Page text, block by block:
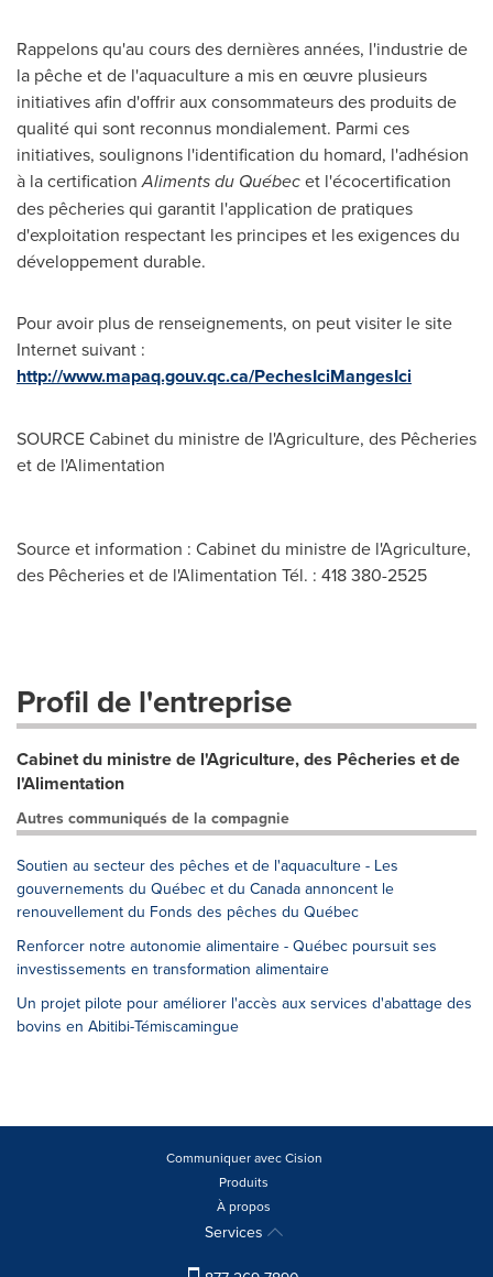
Rappelons qu'au cours des dernières années, l'industrie de
la pêche et de l'aquaculture a mis en œuvre plusieurs
initiatives afin d'offrir aux consommateurs des produits de
qualité qui sont reconnus mondialement. Parmi ces
initiatives, soulignons l'identification du homard, l'adhésion
à la certificationAliments du Québecet l'écocertification
des pêcheries qui garantit l'application de pratiques
d'exploitation respectant les principes et les exigences du
développement durable.
Pour avoir plus de renseignements, on peut visiter le site
Internet suivant :
http://www.mapaq.gouv.qc.ca/PechesIciMangesIci
SOURCE Cabinet du ministre de l'Agriculture, des Pêcheries
et de l'Alimentation
Source et information : Cabinet du ministre de l'Agriculture,
des Pêcheries et de l'Alimentation Tél. : 418 380-2525
Profil de l'entreprise
Cabinet du ministre de l'Agriculture, des Pêcheries et de
l'Alimentation
Autres communiqués de la compagnie
Soutien au secteur des pêches et de l'aquaculture - Les
gouvernements du Québec et du Canada annoncent le
renouvellement du Fonds des pêches du Québec
Renforcer notre autonomie alimentaire - Québec poursuit ses
investissements en transformation alimentaire
Un projet pilote pour améliorer l'accès aux services d'abattage des
bovins en Abitibi-Témiscamingue
Communiquer avec Cision
Produits
À propos
Services